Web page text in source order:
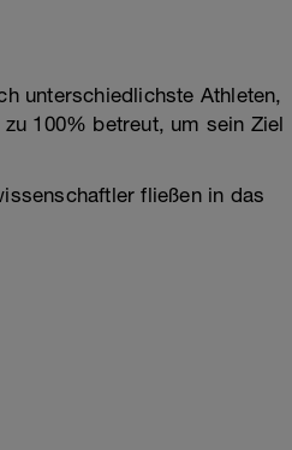
unterschiedlichste Athleten,
100% betreut, um sein Ziel
fließen in das